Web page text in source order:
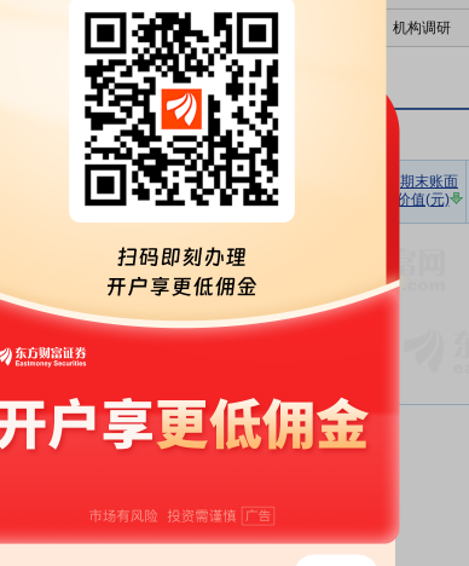
股 股东大会 个股研报 机构调研
初始投资
金额(元)
持股数量
(股)
期初余额
(元)
期末账面
价值(元)
暂无数据